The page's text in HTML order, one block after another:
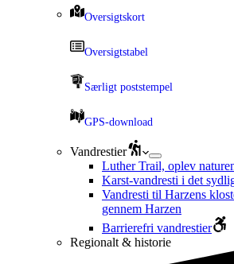
Oversigtskort
Oversigtstabel
Særligt poststempel
GPS-download
Vandrestier
Luther Trail, oplev
Karst-vandresti i det
Vandresti til Harzens
gennem Harzen
Barrierefri vandrestier
Regionalt & historie